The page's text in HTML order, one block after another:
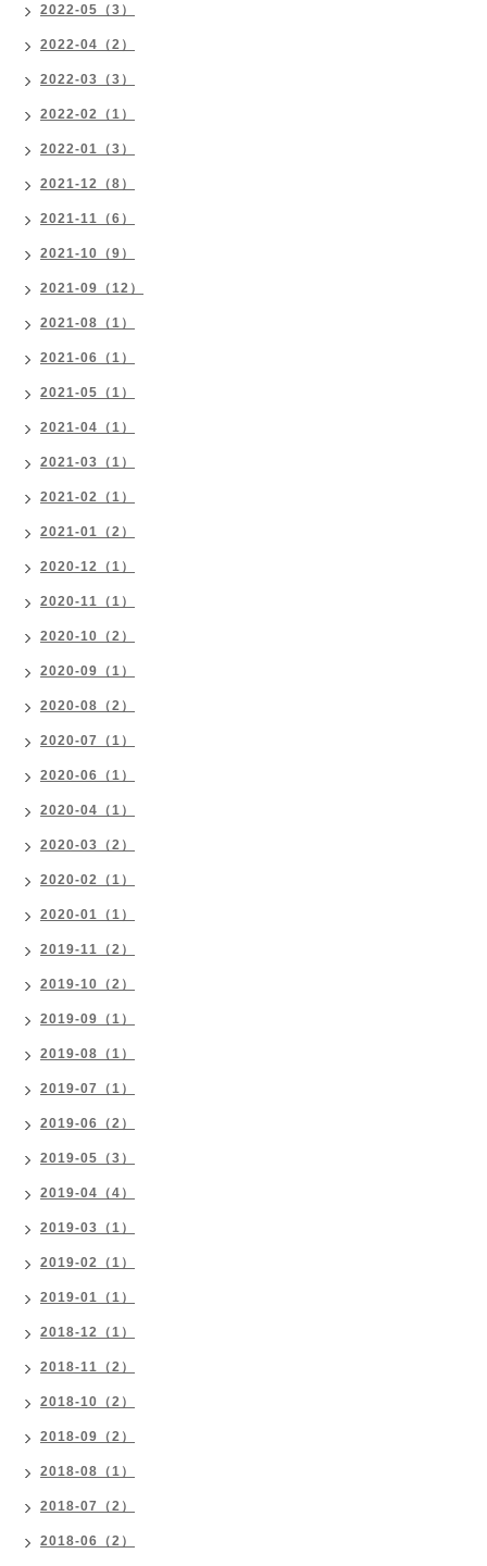
2022-05（3）
2022-04（2）
2022-03（3）
2022-02（1）
2022-01（3）
2021-12（8）
2021-11（6）
2021-10（9）
2021-09（12）
2021-08（1）
2021-06（1）
2021-05（1）
2021-04（1）
2021-03（1）
2021-02（1）
2021-01（2）
2020-12（1）
2020-11（1）
2020-10（2）
2020-09（1）
2020-08（2）
2020-07（1）
2020-06（1）
2020-04（1）
2020-03（2）
2020-02（1）
2020-01（1）
2019-11（2）
2019-10（2）
2019-09（1）
2019-08（1）
2019-07（1）
2019-06（2）
2019-05（3）
2019-04（4）
2019-03（1）
2019-02（1）
2019-01（1）
2018-12（1）
2018-11（2）
2018-10（2）
2018-09（2）
2018-08（1）
2018-07（2）
2018-06（2）